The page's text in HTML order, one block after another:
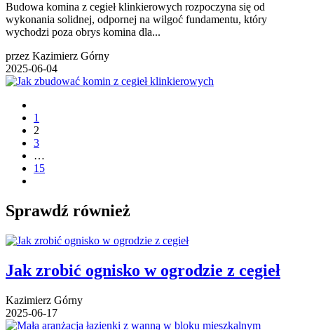
Budowa komina z cegieł klinkierowych rozpoczyna się od
wykonania solidnej, odpornej na wilgoć fundamentu, który
wychodzi poza obrys komina dla...
przez Kazimierz Górny
2025-06-04
1
2
3
…
15
Sprawdź również
Jak zrobić ognisko w ogrodzie z cegieł
Kazimierz Górny
2025-06-17